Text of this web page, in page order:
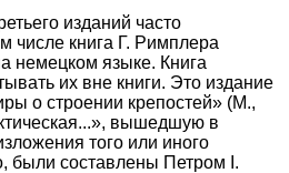
изданий часто
числе книга Г. Римплера
немецком языке. Книга
их вне книги. Это издание
о строении крепостей» (М.,
вышедшую в
того или иного
были составлены Петром I.